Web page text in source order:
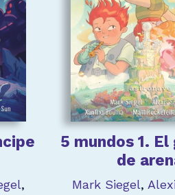
,
5 mundos 1.
de
Mark Siegel,